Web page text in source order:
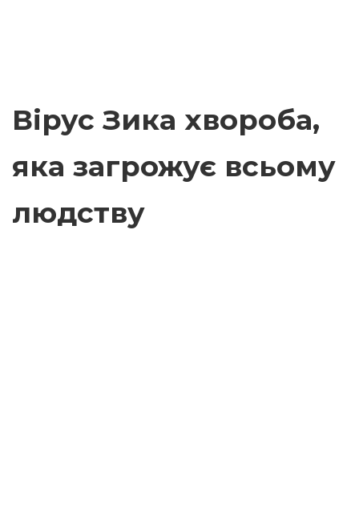
Вірус Зика хвороба,
яка загрожує всьому
людству